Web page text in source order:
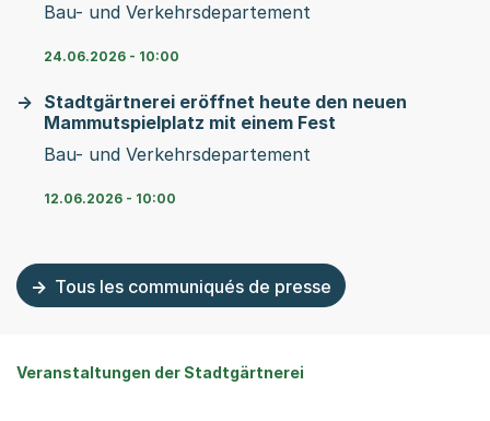
Bau- und Verkehrsdepartement
24.06.2026 - 10:00
Stadtgärtnerei eröffnet heute den neuen
Mammutspielplatz mit einem Fest
Bau- und Verkehrsdepartement
12.06.2026 - 10:00
Tous les communiqués de presse
Veranstaltungen der Stadtgärtnerei